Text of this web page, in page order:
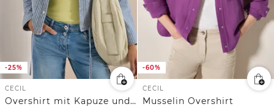
-25%
CECIL
Overshirt mit Kapuze und Streifen
-60%
CECIL
Musselin Overshirt